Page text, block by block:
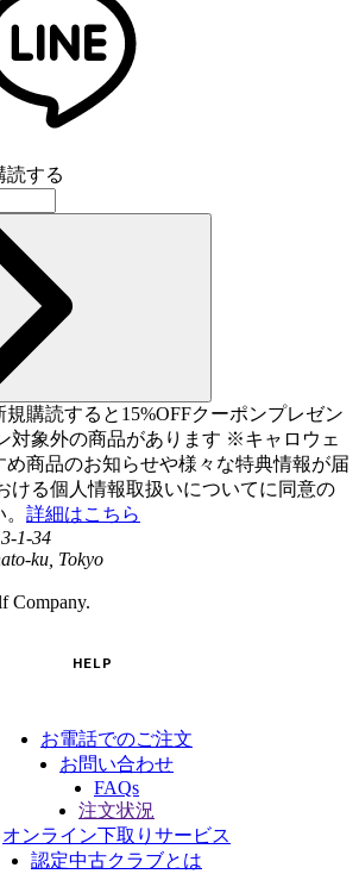
読する
規購読すると15%OFFクーポンプレゼン
対象外の商品があります ※キャロウェ
め商品のお知らせや様々な特典情報が届
ける個人情報取扱いについてに同意の
詳細はこちら
1-34
ku, Tokyo
Company.
HELP
お電話でのご注文
お問い合わせ
FAQs
注文状況
オンライン下取りサービス
認定中古クラブとは